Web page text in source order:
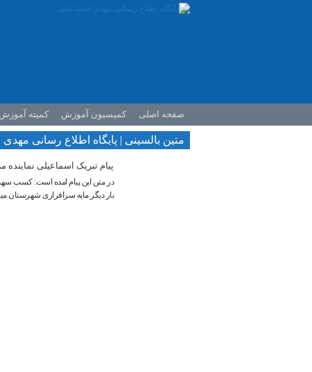
صفحه اصلی کمیسیون آموزش کمیته
متین بالسینی | پایگاه اطلاع رسانی
پیام تبریک اسماعیلی
بار دیگر مایه سرافرازی شهرستان